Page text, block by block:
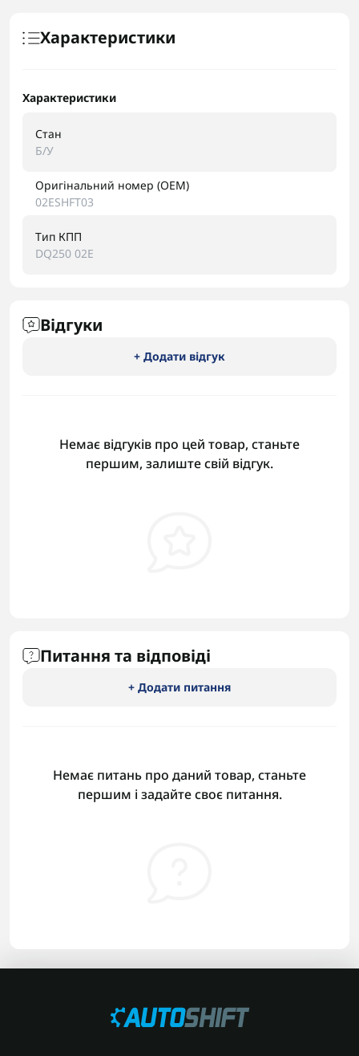
Характеристики
Характеристики
Стан
Б/У
Оригінальний номер (OEM)
02ESHFT03
Тип КПП
DQ250 02E
Відгуки
+ Додати відгук
Немає відгуків про цей товар, станьте
першим, залиште свій відгук.
Питання та відповіді
+ Додати питання
Немає питань про даний товар, станьте
першим і задайте своє питання.